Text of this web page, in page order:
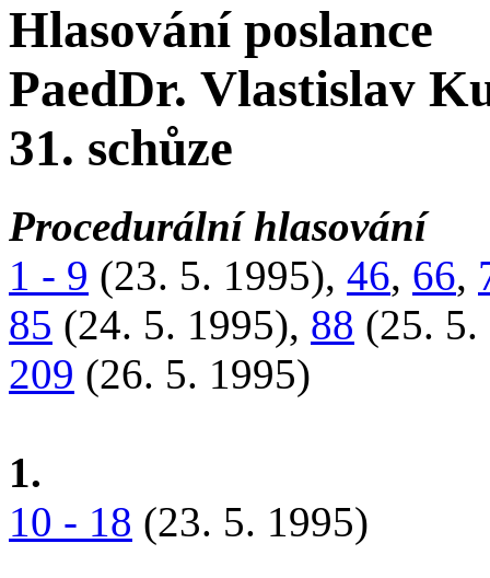
Hlasování poslance
PaedDr. Vlastislav
31. schůze
Procedurální hlasování
1 - 9 (23. 5. 1995), 46, 66,
85 (24. 5. 1995), 88 (25.
209 (26. 5. 1995)
1.
10 - 18 (23. 5. 1995)